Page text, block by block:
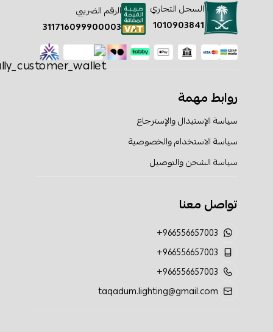
السجل التجاري
1010903841
الرقم الضريبي
311716099900003
روابط مهمة
سياسة الإستبدال والإسترجاع
سياسة الاستخدام والخصوصية
سياسة الشحن والتوصيل
تواصل معنا
+966556657003
+966556657003
+966556657003
taqadum.lighting@gmail.com